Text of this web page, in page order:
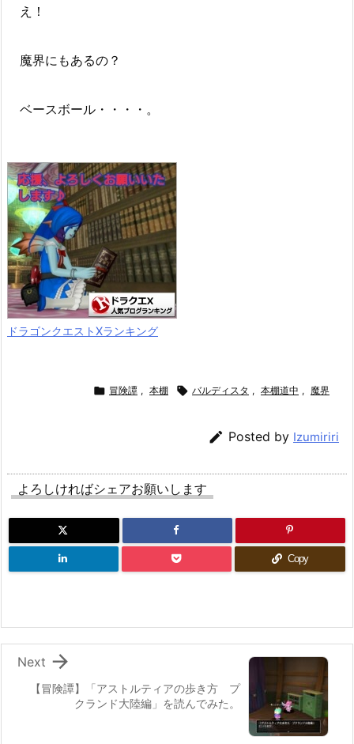
え！
魔界にもあるの？
ベースボール・・・・。
ドラゴンクエストXランキング
 冒険譚 , 本棚  バルディスタ , 本棚道中 , 魔界
 Posted by Izumiriri
よろしければシェアお願いします
Copy
【冒険譚】「アストルティアの歩き方 プ
クランド大陸編」を読んでみた。

Next